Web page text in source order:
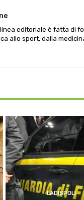
editoriale è fatta di
allo sport, dalla
LADISPOLI